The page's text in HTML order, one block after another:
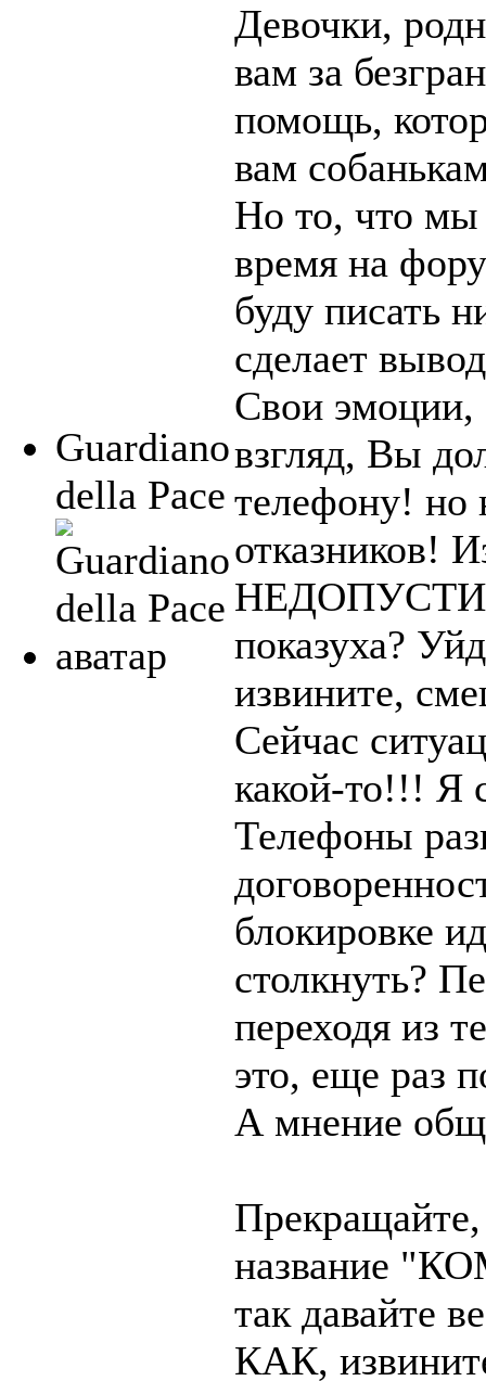
Guardiano
della Pace
Девочки,
вам за
помощь,
вам
Но то, что мы
время на
буду писать
сделает
Свои эмоции,
взгляд, Вы
телефону! но
отказников!
показуха?
извините,
Сейчас
какой-то!!! Я
Телефоны
блокировке
столкнуть?
переходя из
это, еще раз
А мнение
название
так давайте
КАК,